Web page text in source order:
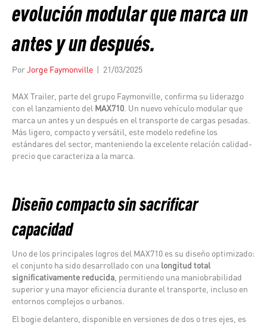
evolución modular que marca un
antes y un después.
PorJorge Faymonville | 21/03/2025
MAX Trailer, parte del grupo Faymonville, confirma su liderazgo
con el lanzamiento del MAX710 . Un nuevo vehículo modular que
marca un antes y un después en el transporte de cargas pesadas.
Más ligero, compacto y versátil, este modelo redefine los
estándares del sector, manteniendo la excelente relación calidad-
precio que caracteriza a la marca.
Diseño compacto sin sacrificar
capacidad
Uno de los principales logros del MAX710 es su diseño optimizado:
el conjunto ha sido desarrollado con una longitud total
significativamente reducida , permitiendo una maniobrabilidad
superior y una mayor eficiencia durante el transporte, incluso en
entornos complejos o urbanos.
El bogie delantero, disponible en versiones de dos o tres ejes, es